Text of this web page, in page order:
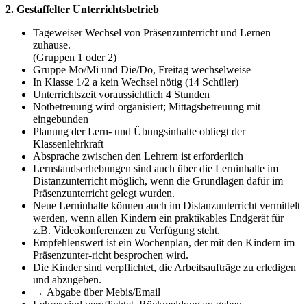
2. Gestaffelter Unterrichtsbetrieb
Tageweiser Wechsel von Präsenzunterricht und Lernen
zuhause.
(Gruppen 1 oder 2)
Gruppe Mo/Mi und Die/Do, Freitag wechselweise
In Klasse 1/2 a kein Wechsel nötig (14 Schüler)
Unterrichtszeit voraussichtlich 4 Stunden
Notbetreuung wird organisiert; Mittagsbetreuung mit
eingebunden
Planung der Lern- und Übungsinhalte obliegt der
Klassenlehrkraft
Absprache zwischen den Lehrern ist erforderlich
Lernstandserhebungen sind auch über die Lerninhalte im
Distanzunterricht möglich, wenn die Grundlagen dafür im
Präsenzunterricht gelegt wurden.
Neue Lerninhalte können auch im Distanzunterricht vermittelt
werden, wenn allen Kindern ein praktikables Endgerät für
z.B. Videokonferenzen zu Verfügung steht.
Empfehlenswert ist ein Wochenplan, der mit den Kindern im
Präsenzunter-richt besprochen wird.
Die Kinder sind verpflichtet, die Arbeitsaufträge zu erledigen
und abzugeben.
→ Abgabe über Mebis/Email